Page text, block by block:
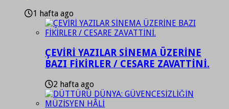
1 hafta ago
ÇEVİRİ YAZILAR SİNEMA ÜZERİNE
BAZI FİKİRLER / CESARE ZAVATTİNİ.
2 hafta ago